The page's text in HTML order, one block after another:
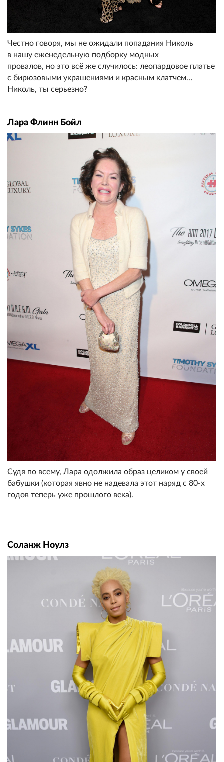
Честно говоря, мы не ожидали попадания Николь
в нашу еженедельную подборку модных
провалов, но это всё же случилось: леопардовое платье
с бирюзовыми украшениями и красным клатчем…
Николь, ты серьезно?
Лара Флинн Бойл
Судя по всему, Лара одолжила образ целиком у своей
бабушки (которая явно не надевала этот наряд с 80-х
годов теперь уже прошлого века).
Соланж Ноулз